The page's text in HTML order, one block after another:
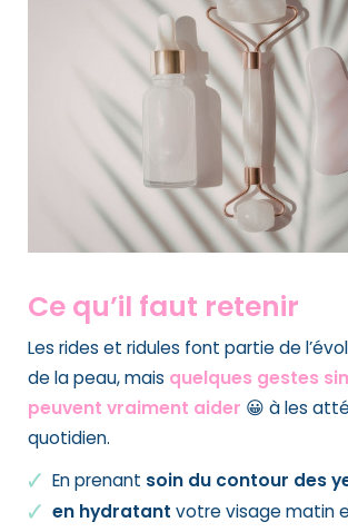
Ce qu’il faut retenir
Les rides et ridules font partie de
de la peau, mais quelques gestes
peuvent vraiment aider 😀 à les
quotidien.
En prenant soin du contour des
en hydratant votre visage matin